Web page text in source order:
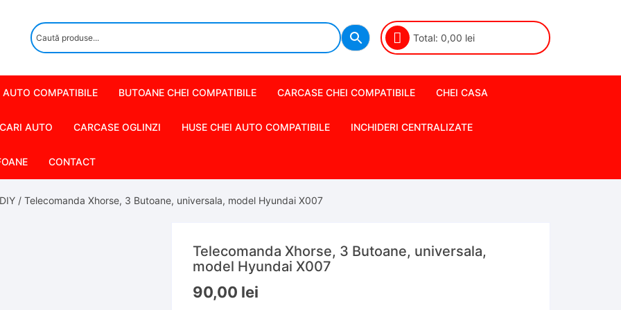
Total: 0,00 lei
AUTO COMPATIBILE BUTOANE CHEI COMPATIBILE CARCASE CHEI COMPATIBILE CHEI CASA
AUTO CARCASE OGLINZI HUSE CHEI AUTO COMPATIBILE INCHIDERI CENTRALIZATE
CONTACT
/ Telecomanda Xhorse, 3 Butoane, universala, model Hyundai X007
Telecomanda Xhorse, 3 Butoane, universala,
model Hyundai X007
90,00 lei